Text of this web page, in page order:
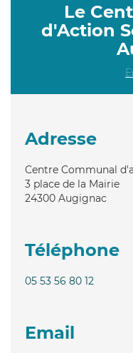
Le
d'Action
Adresse
Centre Communal
3 place de la Mairie
24300 Augignac
Téléphone
05 53 56 80 12
Email